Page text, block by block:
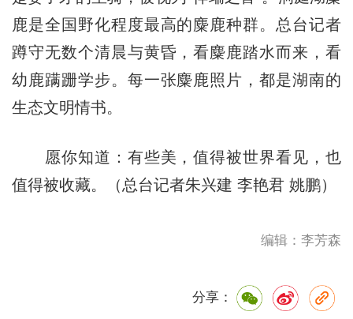
值得被收藏。（总台记者朱兴建 李艳君 姚鹏）
编辑：李芳森
环创 城市
生态守护 持续解锁高颜
值“重庆蓝”